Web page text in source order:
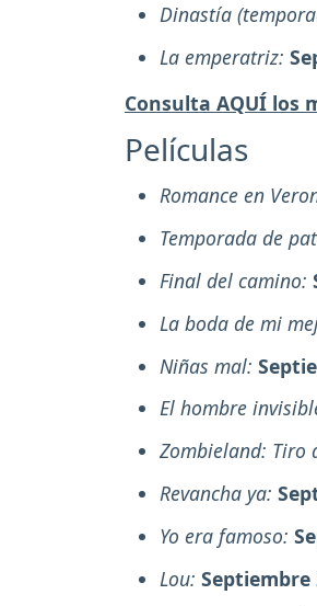
Dinastía
La emperatriz:
Consulta AQUÍ los
Películas
Romance en
Temporada de
Final del camino:
La boda de mi
Niñas mal:
El hombre
Zombieland: Tiro
Revancha ya:
Yo era famoso:
Lou: Septiembre